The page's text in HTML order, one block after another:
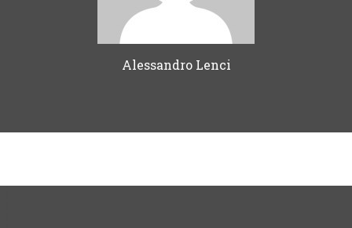
Alessandro Lenci